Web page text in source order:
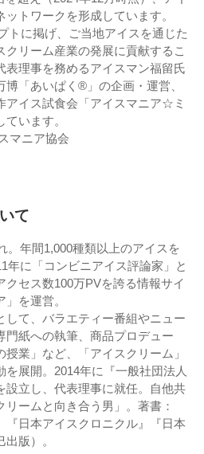
トワークを形成しています。
トに掲げ、ご当地アイスを通じた
リーム産業の発展に貢献するこ
表理事を務めるアイスマン福留氏
「あいぱく®」の企画・運営、
アイス試食会「アイスマニア☆ミ
います。
マニア協会
て
。年間1,000種類以上のアイスを
年に「コンビニアイス評論家」と
クセス数100万PVを誇る情報サイ
を運営。
して、バラエティー番組やニュー
門紙への執筆、商品プロデュー
業」など、「アイスクリーム」
展開。2014年に『一般社団法人
設立し、代表理事に就任。自他共
ームと向き合う男」。著書：
『日本アイスクロニクル』『日本
版）。